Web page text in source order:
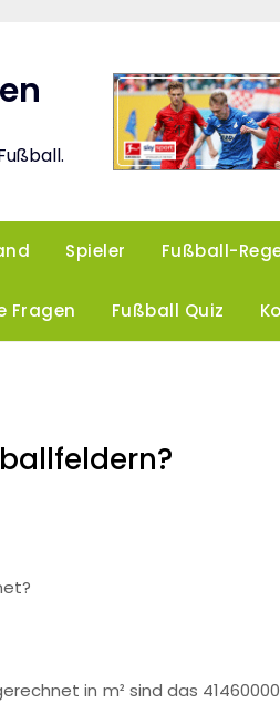
Spieler Fußball-
Fragen Fußball Quiz
in m² sind das